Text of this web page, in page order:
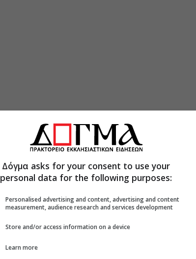
Δόγμα asks for your consent to use your
personal data for the following purposes:
Personalised advertising and content, advertising and content
measurement, audience research and services development
Store and/or access information on a device
Learn more